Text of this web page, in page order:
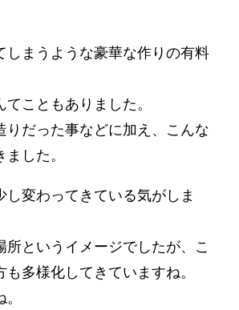
まうような豪華な作りの有料
こともありました。
だった事などに加え、こんな
した。
変わってきている気がしま
というイメージでしたが、こ
多様化してきていますね。